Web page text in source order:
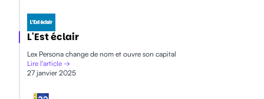
L'Est éclair
Lex Persona change de nom et ouvre son capital
Lire l'article →
27 janvier 2025